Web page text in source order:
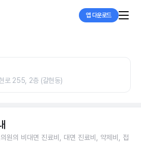
앱 다운로드
로 255, 2층 (갈현동)
원의 비대면 진료비, 대면 진료비, 약제비, 접